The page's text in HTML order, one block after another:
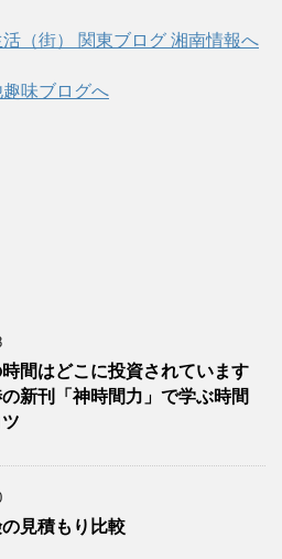
間はどこに投資されています
新刊「神時間力」で学ぶ時間
見積もり比較